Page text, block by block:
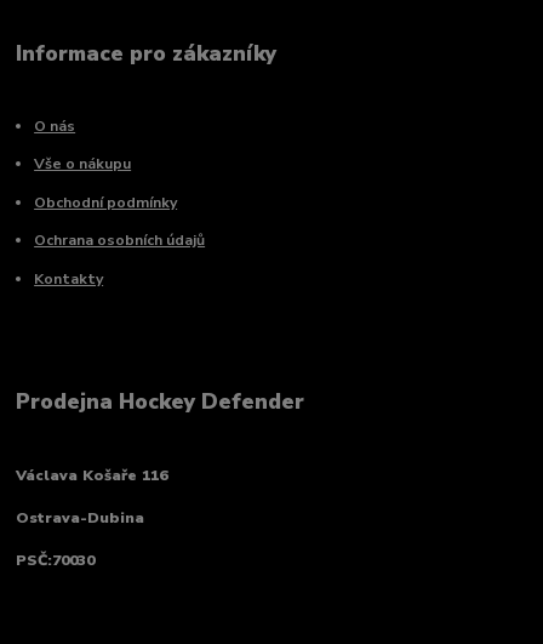
Informace pro zákazníky
O nás
Vše o nákupu
Obchodní podmínky
Ochrana osobních údajů
Kontakty
Prodejna Hockey Defender
Václava Košaře 116
Ostrava-Dubina
PSČ:70030